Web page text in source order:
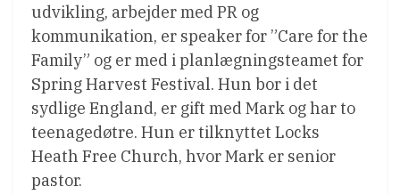
udvikling, arbejder med PR og
kommunikation, er speaker for ”Care for the
Family” og er med i planlægningsteamet for
Spring Harvest Festival. Hun bor i det
sydlige England, er gift med Mark og har to
teenagedøtre. Hun er tilknyttet Locks
Heath Free Church, hvor Mark er senior
pastor.